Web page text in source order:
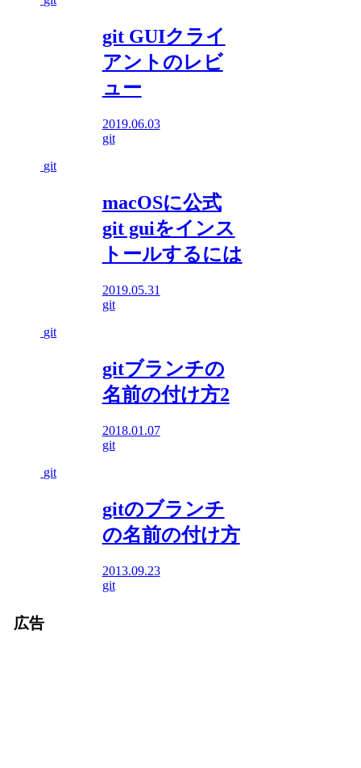
git GUIクライ
アントのレビ
ュー
2019.06.03
git
git
macOSに公式
git guiをインス
トールするには
2019.05.31
git
git
gitブランチの
名前の付け方2
2018.01.07
git
git
gitのブランチ
の名前の付け方
2013.09.23
git
広告